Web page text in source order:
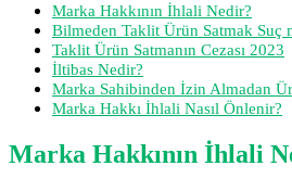
Marka Hakkının İhlali Nedir?
Bilmeden Taklit Ürün Satmak Suç
Taklit Ürün Satmanın Cezası 2023
İltibas Nedir?
Marka Sahibinden İzin Almadan
Marka Hakkı İhlali Nasıl Önlenir?
Marka Hakkının İhlali